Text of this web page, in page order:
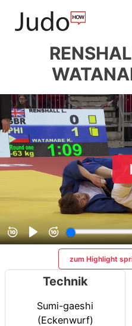
zum Highlight
Technik
Sumi-gaeshi
(Eckenwurf)